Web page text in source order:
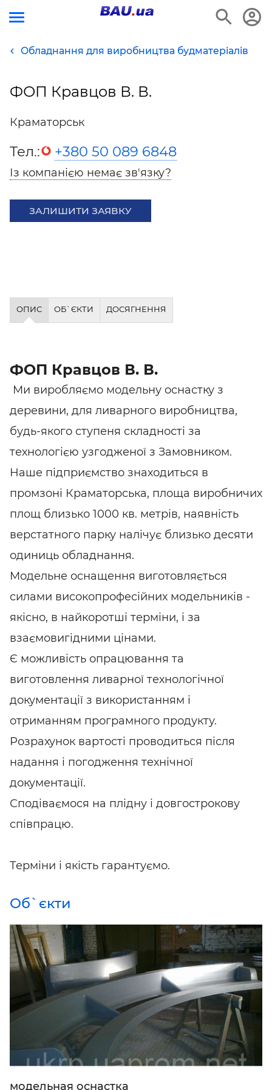
Обладнання для виробництва будматеріалів
ФОП Кравцов В. В.
Краматорськ
Тел.: +380 50 089 6848
Із компанією немає зв'язку?
ЗАЛИШИТИ ЗАЯВКУ
ОПИС ОБ`ЄКТИ ДОСЯГНЕННЯ
ФОП Кравцов В. В.
Ми виробляємо модельну оснастку з
деревини, для ливарного виробництва,
будь-якого ступеня складності за
технологією узгодженої з Замовником.
Наше підприємство знаходиться в
промзоні Краматорська, площа виробничих
площ близько 1000 кв. метрів, наявність
верстатного парку налічує близько десяти
одиниць обладнання.
Модельне оснащення виготовляється
силами високопрофесійних модельників -
якісно, ​​в найкоротші терміни, і за
взаємовигідними цінами.
Є можливість опрацювання та
виготовлення ливарної технологічної
документації з використанням і
отриманням програмного продукту.
Розрахунок вартості проводиться після
надання і погодження технічної
документації.
Сподіваємося на плідну і довгострокову
співпрацю.
Терміни і якість гарантуємо.
Об`єкти
модельная оснастка